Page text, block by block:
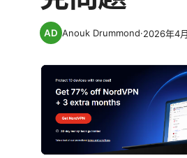
Anouk Drummond·2026年4